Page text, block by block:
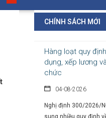
CHÍNH SÁCH MỚI
dụng, xếp lương
chức
04-08-2026
Nghị định 300/2026/
sung nhiều quy định về